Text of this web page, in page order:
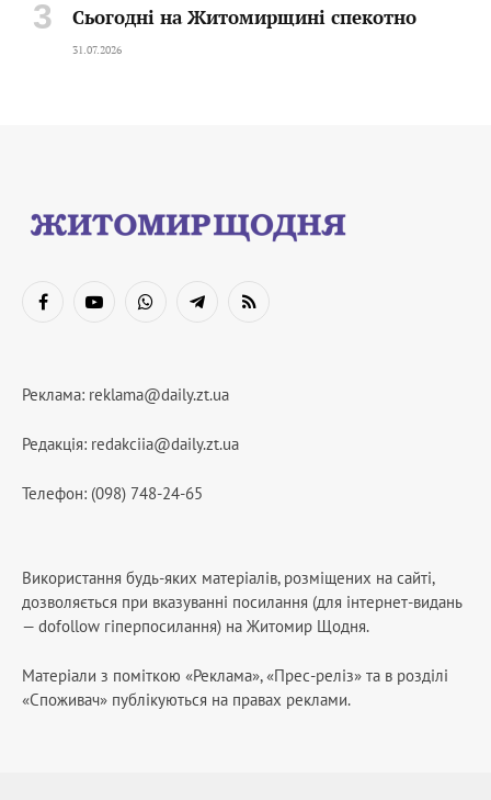
Сьогодні на Житомирщині спекотно
31.07.2026
FacebookYouTubeWhatsAppTelegramRSS
Реклама: reklama@daily.zt.ua
Редакція: redakciia@daily.zt.ua
Телефон: (098) 748-24-65
Використання будь-яких матеріалів, розміщених на сайті,
дозволяється при вказуванні посилання (для інтернет-видань
— dofollow гіперпосилання) на Житомир Щодня.
Матеріали з поміткою «Реклама», «Прес-реліз» та в розділі
«Споживач» публікуються на правах реклами.